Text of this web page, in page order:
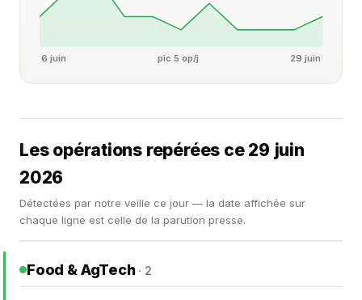
6 juin pic 5 op/j 29 juin
Les opérations repérées ce 29 juin
2026
Détectées par notre veille ce jour — la date affichée sur
chaque ligne est celle de la parution presse.
Food & AgTech · 2